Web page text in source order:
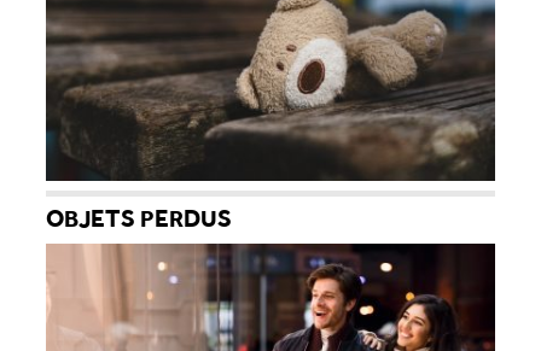
OBJETS PERDUS